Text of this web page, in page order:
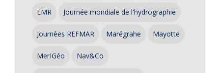
EMR Journée mondiale de l'hydrographie
Journées REFMAR Marégrahe Mayotte
MerIGéo Nav&Co